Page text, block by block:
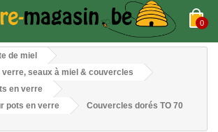
0
de miel
verre, seaux à miel & couvercles
en verre
pots en verre
Couvercles dorés TO 70